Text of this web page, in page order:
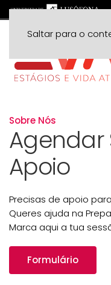
Saltar para o
Sobre Nós
Agendar
Apoio
Precisas de apoio
Queres ajuda na
Marca aqui a tua
Formulário